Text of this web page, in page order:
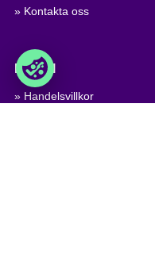
» Kontakta oss
Handel
» Handelsvillkor